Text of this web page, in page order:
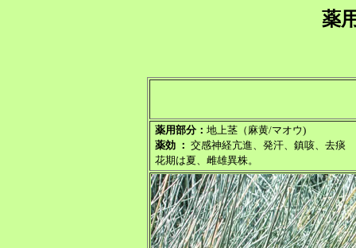
薬
薬用部分： 地上茎（麻黄/マオウ)
薬効 ： 交感神経亢進、発汗、鎮咳、去痰
花期は夏、雌雄異株。